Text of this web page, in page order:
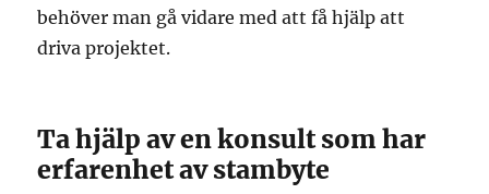
behöver man gå vidare med att få hjälp att
driva projektet.
Ta hjälp av en konsult som har
erfarenhet av stambyte